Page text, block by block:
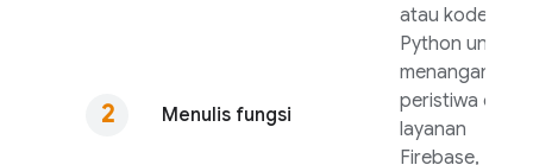
Menulis fungsi
atau kode
Python untuk
menangani
peristiwa dari
layanan
Firebase,